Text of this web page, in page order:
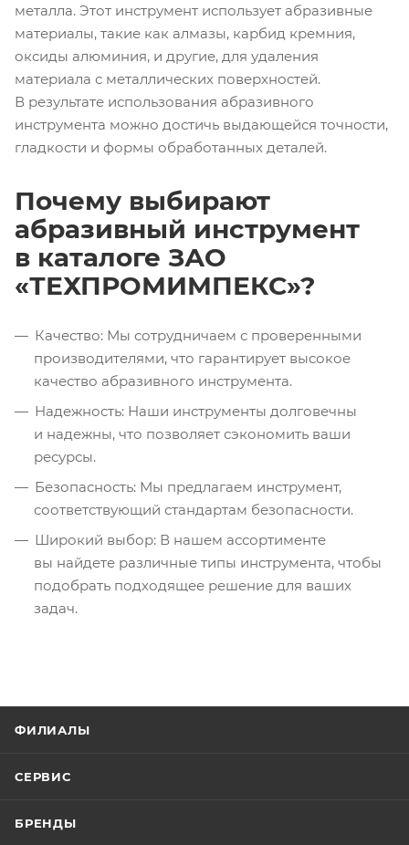
металла. Этот инструмент использует абразивные
материалы, такие как алмазы, карбид кремния,
оксиды алюминия, и другие, для удаления
материала с металлических поверхностей.
В результате использования абразивного
инструмента можно достичь выдающейся точности,
гладкости и формы обработанных деталей.
Почему выбирают
абразивный инструмент
в каталоге ЗАО
«ТЕХПРОМИМПЕКС»?
Качество: Мы сотрудничаем с проверенными
производителями, что гарантирует высокое
качество абразивного инструмента.
Надежность: Наши инструменты долговечны
и надежны, что позволяет сэкономить ваши
ресурсы.
Безопасность: Мы предлагаем инструмент,
соответствующий стандартам безопасности.
Широкий выбор: В нашем ассортименте
вы найдете различные типы инструмента, чтобы
подобрать подходящее решение для ваших
задач.
ФИЛИАЛЫ
СЕРВИС
БРЕНДЫ